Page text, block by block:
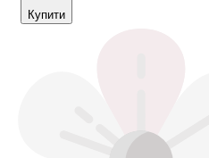
Купити